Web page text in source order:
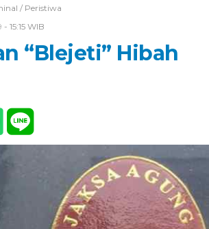
/ Peristiwa
15:15 WIB
“Blejeti” Hibah